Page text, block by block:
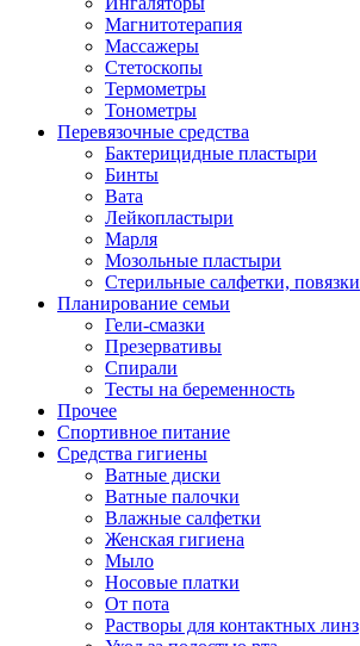
Магнитотерапия
Массажеры
Стетоскопы
Термометры
Тонометры
Перевязочные средства
Бактерицидные пластыри
Бинты
Вата
Лейкопластыри
Марля
Мозольные пластыри
Стерильные салфетки, повязки
Планирование семьи
Гели-смазки
Презервативы
Спирали
Тесты на беременность
Прочее
Спортивное питание
Средства гигиены
Ватные диски
Ватные палочки
Влажные салфетки
Женская гигиена
Мыло
Носовые платки
От пота
Растворы для контактных линз